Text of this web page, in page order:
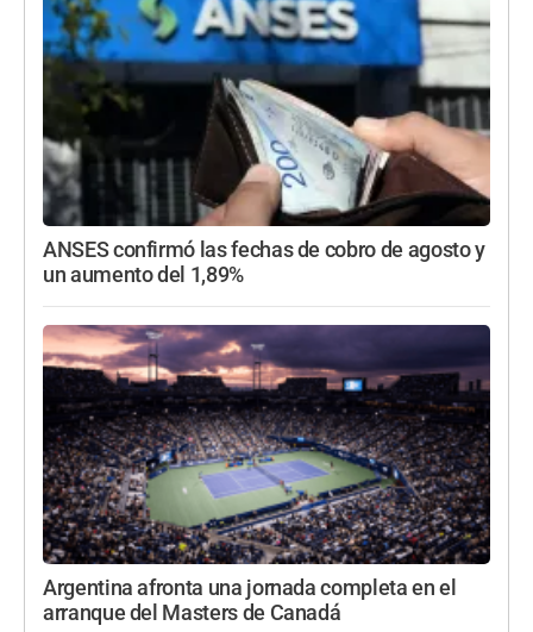
ANSES confirmó las fechas de cobro de agosto y
un aumento del 1,89%
Argentina afronta una jornada completa en el
arranque del Masters de Canadá